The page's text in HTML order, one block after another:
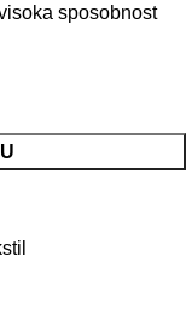
sposobnost